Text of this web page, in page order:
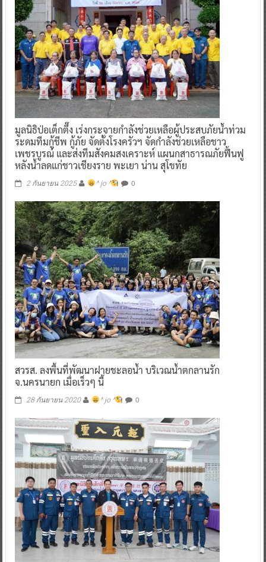
มูลนิธิป่อเต็กตึ๊ง เร่งกระจายกำลังช่วยเหลือผู้ประสบภัยน้ำท่วม
ระดมทีมกู้ชีพ กู้ภัย จัดตั้งโรงครัวฯ จัดกำลังช่วยเหลือชาว
เพชรบูรณ์ และส่งทีมสังคมสงเคราะห์ แผนกสาธารณภัยฟื้นฟู
หลังน้ำลดแก่ชาวเชียงราย พะเยา น่าน สุโขทัย
2 กันยายน 2025 ^ jo ^ 0
สวรส. ลงพื้นที่พัฒนาฝายชะลอน้ำ บริเวณน้ำตกลานรัก
จ.นครนายก เมื่อเร็วๆ นี้
28 กันยายน 2020 ^ jo ^ 0